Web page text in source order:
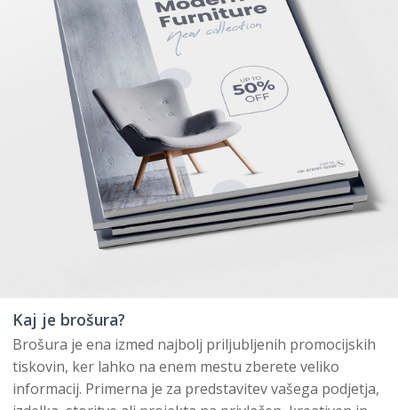
Kaj je brošura?
Brošura je ena izmed najbolj priljubljenih promocijskih
tiskovin, ker lahko na enem mestu zberete veliko
informacij. Primerna je za predstavitev vašega podjetja,